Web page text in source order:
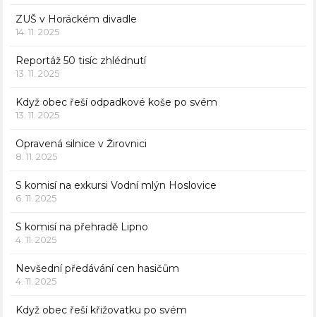
ZUŠ v Horáckém divadle
14. 11. 2025
Reportáž 50 tisíc zhlédnutí
13. 11. 2025
Když obec řeší odpadkové koše po svém
13. 11. 2025
Opravená silnice v Žirovnici
8. 11. 2025
S komisí na exkursi Vodní mlýn Hoslovice
6. 11. 2025
S komisí na přehradě Lipno
4. 11. 2025
Nevšední předávání cen hasičům
4. 11. 2025
Když obec řeší křižovatku po svém